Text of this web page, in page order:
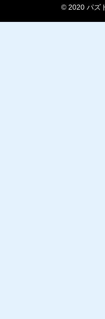
© 2020 パズ